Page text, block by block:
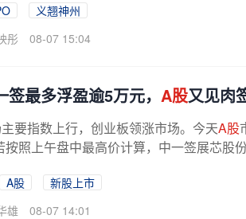
义翘神州
彤 08-07 15:04
签最多浮盈逾5万元， A股又见肉
要指数上行，创业板领涨市场。今天A股
按照上午盘中最高价计算，中一签展芯股
A股
新股上市
雄 08-07 14:01